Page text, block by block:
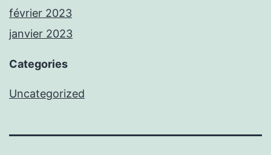
février 2023
janvier 2023
Categories
Uncategorized